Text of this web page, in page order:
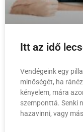
Itt az idő
Vendégeink egy
minőségét, ha
kényelem, mára
szemponttá. Senki
hazavinni, vagy